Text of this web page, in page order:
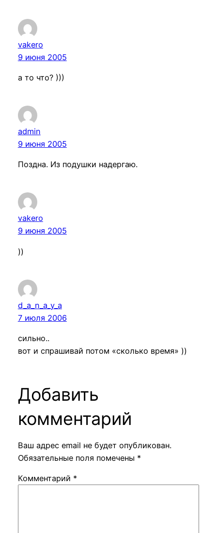
vakero
9 июня 2005
а то что? )))
admin
9 июня 2005
Поздна. Из подушки надергаю.
vakero
9 июня 2005
))
d_a_n_a_y_a
7 июля 2006
сильно..
вот и спрашивай потом «сколько время» ))
Добавить
комментарий
Ваш адрес email не будет опубликован.
Обязательные поля помечены *
Комментарий *